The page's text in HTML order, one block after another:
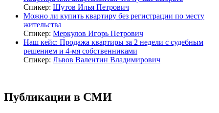
Спикер: Шутов Илья Петрович
Можно ли купить квартиру без регистрации по месту
жительства
Спикер: Меркулов Игорь Петрович
Наш кейс: Продажа квартиры за 2 недели с судебным
решением и 4-мя собственниками
Спикер: Львов Валентин Владимирович
Публикации в СМИ